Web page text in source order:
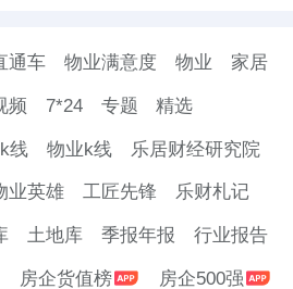
通车 物业满意度 物业 家居
频 7*24 专题 精选
线 物业k线 乐居财经研究院
业英雄 工匠先锋 乐财札记
土地库 季报年报 行业报告
房企货值榜 房企500强